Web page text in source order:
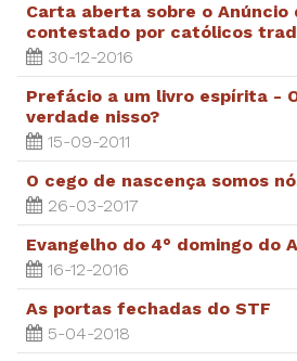
Carta aberta sobre o Anúncio
contestado por católicos
30-12-2016
Prefácio a um livro espírita -
verdade nisso?
15-09-2011
O cego de nascença somos
26-03-2017
Evangelho do 4° domingo do
16-12-2016
As portas fechadas do STF
5-04-2018